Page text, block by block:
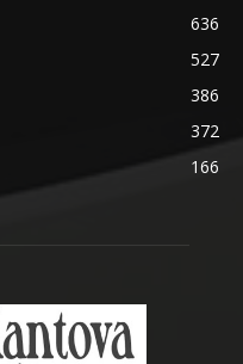
636
527
386
372
166